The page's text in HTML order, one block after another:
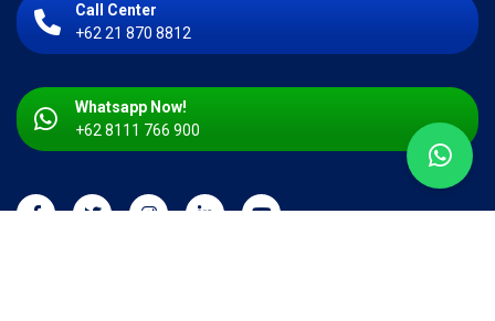
Call Center
+62 21 870 8812
Whatsapp Now!
+62 8111 766 900